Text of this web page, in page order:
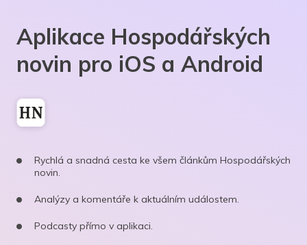
Aplikace Hospodářských
novin pro iOS a Android
Rychlá a snadná cesta ke všem článkům Hospodářských
novin.
Analýzy a komentáře k aktuálním událostem.
Podcasty přímo v aplikaci.